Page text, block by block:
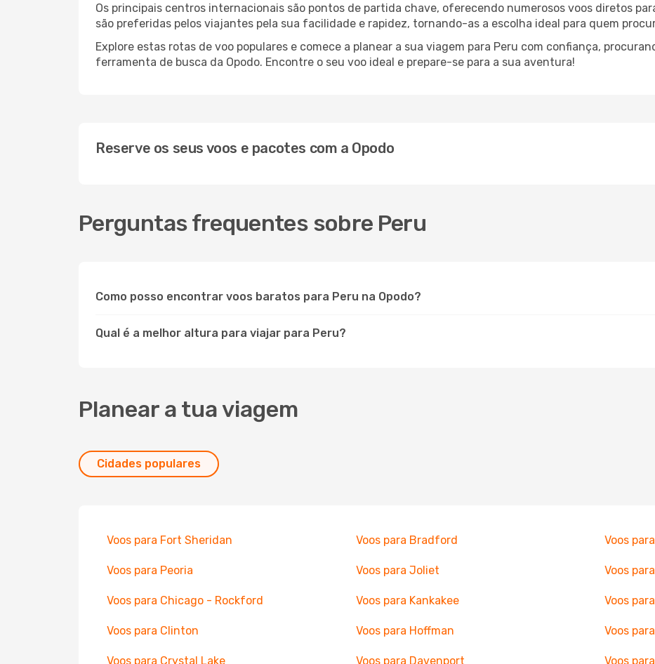
Os principais centros internacionais são pontos de partida chave, oferecendo numerosos voos diretos
são preferidas pelos viajantes pela sua facilidade e rapidez, tornando-as a escolha ideal para quem
Explore estas rotas de voo populares e comece a planear a sua viagem para Peru com confiança,
ferramenta de busca da Opodo. Encontre o seu voo ideal e prepare-se para a sua aventura!
Reserve os seus voos e pacotes com a Opodo
Perguntas frequentes sobre Peru
Como posso encontrar voos baratos para Peru na Opodo?
Qual é a melhor altura para viajar para Peru?
Planear a tua viagem
Cidades populares
Voos para Fort Sheridan Voos para Bradford Voos
Voos para Peoria Voos para Joliet Voos
Voos para Chicago - Rockford Voos para Kankakee Voos
Voos para Clinton Voos para Hoffman Voos
Voos para Crystal Lake Voos para Davenport Voos